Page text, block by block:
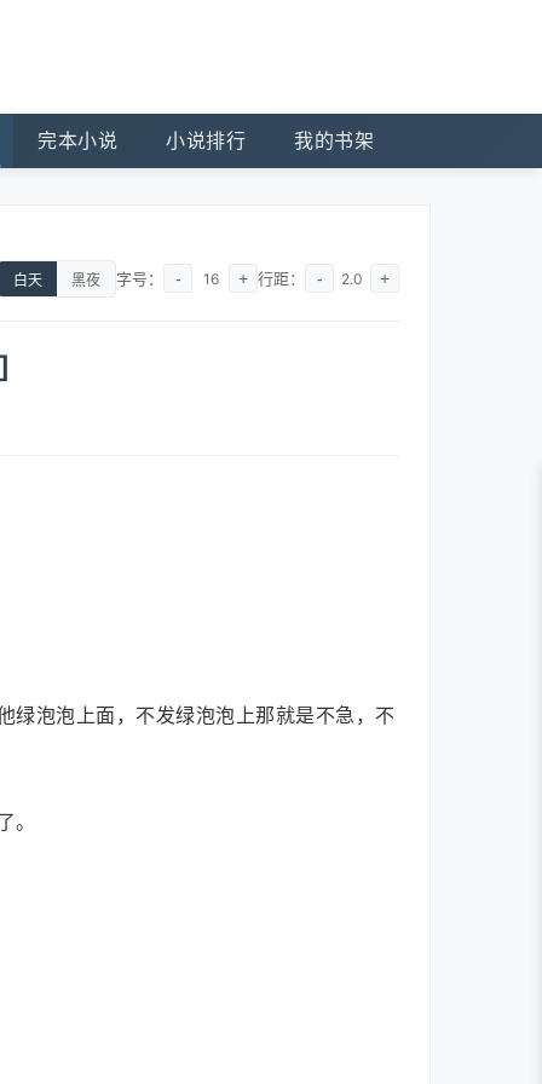
完本小说 小说排行 我的书架
白天 黑夜 字号： - 16 + 行距： - 2.0 +
绿泡泡上面，不发绿泡泡上那就是不急，不